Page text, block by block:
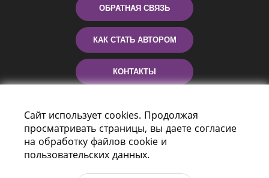
ОБРАТНАЯ СВЯЗЬ
КАК СТАТЬ АВТОРОМ
КОНТАКТЫ
Сайт использует cookies. Продолжая
просматривать страницы, вы даете согласие
на обработку файлов cookie и
пользовательских данных.